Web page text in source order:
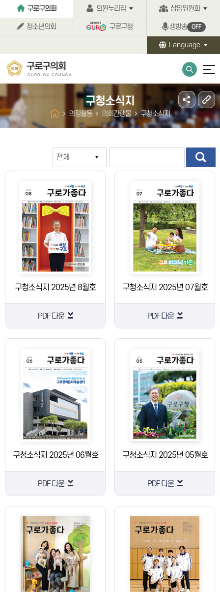
본문바로가기구로구의회 의원누리집 상임위원회
청소년의회 구로구청 생방송 OFF
Language
구로구의회
GURO-GU COUNCIL
구청소식지
의정활동 의회간행물 구청소식지
구청소식지 2025년 8월호
PDF 다운
구청소식지 2025년 07월호
PDF 다운
구청소식지 2025년 06월호
PDF 다운
구청소식지 2025년 05월호
PDF 다운